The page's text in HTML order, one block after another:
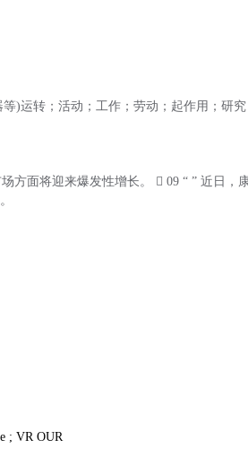
等)运转；活动；工作；劳动；起作用；研究
方面将迎来爆发性增长。  09 “ ” 近日，
; VR OUR